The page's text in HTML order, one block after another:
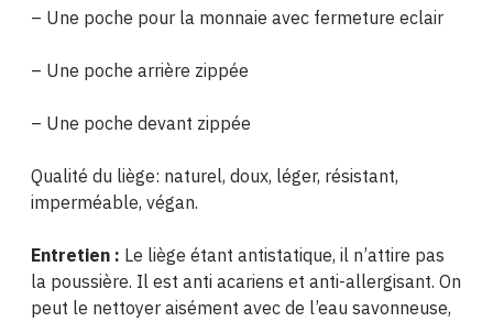
– Une poche pour la monnaie avec fermeture eclair
– Une poche arrière zippée
– Une poche devant zippée
Qualité du liège: naturel, doux, léger, résistant,
imperméable, végan.
Entretien : Le liège étant antistatique, il n’attire pas
la poussière. Il est anti acariens et anti-allergisant. On
peut le nettoyer aisément avec de l’eau savonneuse,